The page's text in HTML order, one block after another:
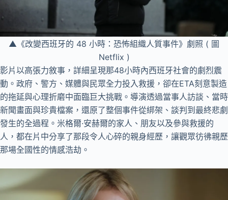
▲《改變西班牙的 48 小時：恐怖組織人質事件》劇照 ( 圖
Netflix )
影片以高張力敘事，詳細呈現那48小時內西班牙社會的劇烈震
動。政府、警方、媒體與民眾全力投入救援，卻在ETA刻意製造
的拖延與心理折磨中面臨巨大挑戰。導演透過當事人訪談、當時
新聞畫面與珍貴檔案，還原了整個事件從綁架、談判到最終悲劇
發生的全過程。米格爾·安赫爾的家人、朋友以及參與救援的
人，都在片中分享了那段令人心碎的親身經歷，讓觀眾彷彿親歷
那場全國性的情感浩劫。